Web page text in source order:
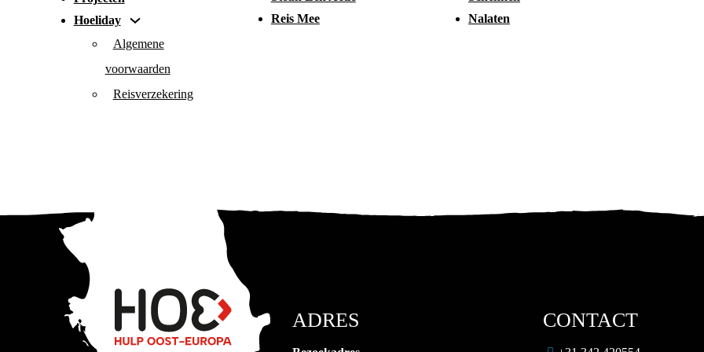
Hoeliday
Algemene
voorwaarden
Reisverzekering
Reis Mee
Nalaten
ADRES CONTACT